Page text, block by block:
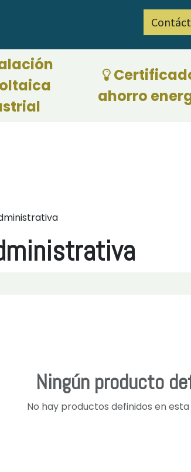
ahorro
Ningún producto
No hay productos definidos en